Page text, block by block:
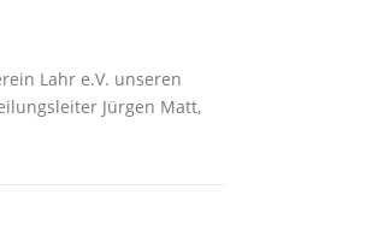
Lahr e.V. unseren
Jürgen Matt,